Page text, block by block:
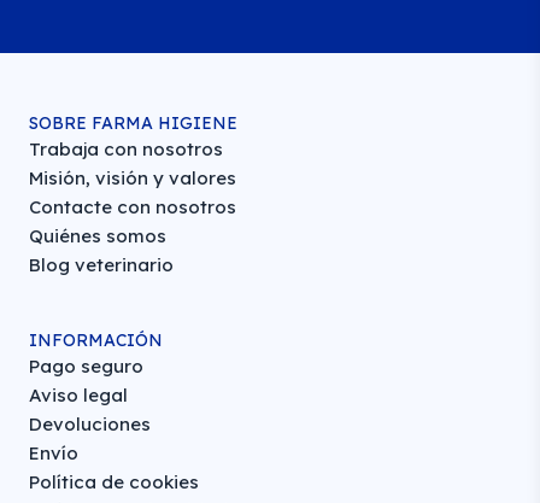
SOBRE FARMA HIGIENE
Trabaja con nosotros
Misión, visión y valores
Contacte con nosotros
Quiénes somos
Blog veterinario
INFORMACIÓN
Pago seguro
Aviso legal
Devoluciones
Envío
Política de cookies